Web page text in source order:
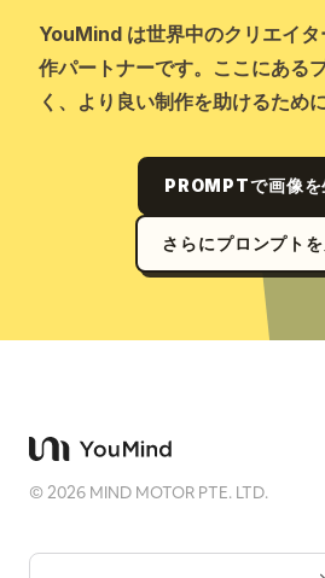
YouMind は世界中のクリエイタ
作パートナーです。ここにある
く、より良い制作を助けるため
PROMPTで画像を
さらにプロンプト
©2026 MIND MOTOR PTE. LTD.